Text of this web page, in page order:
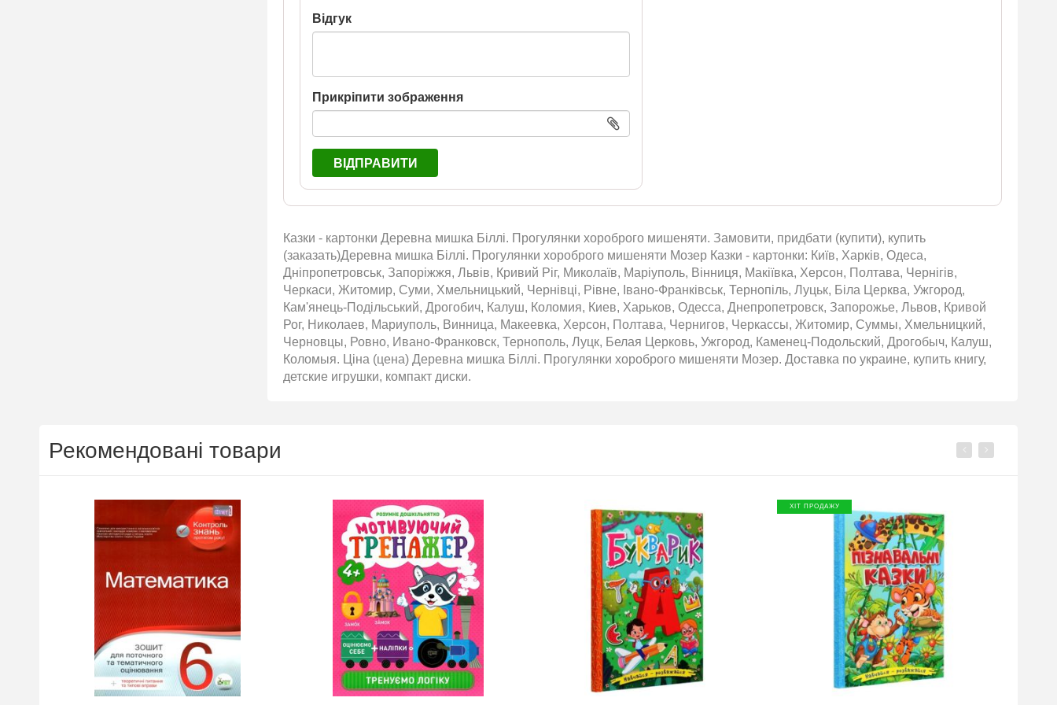
Відгук
Прикріпити зображення
ВІДПРАВИТИ
Казки - картонки Деревна мишка Біллі. Прогулянки хороброго мишеняти. Замовити, придбати (купити), купить
(заказать)Деревна мишка Біллі. Прогулянки хороброго мишеняти Мозер Казки - картонки: Київ, Харків, Одеса,
Дніпропетровськ, Запоріжжя, Львів, Кривий Ріг, Миколаїв, Маріуполь, Вінниця, Макіївка, Херсон, Полтава, Чернігів,
Черкаси, Житомир, Суми, Хмельницький, Чернівці, Рівне, Івано-Франківськ, Тернопіль, Луцьк, Біла Церква, Ужгород,
Кам'янець-Подільський, Дрогобич, Калуш, Коломия, Киев, Харьков, Одесса, Днепропетровск, Запорожье, Львов, Кривой
Рог, Николаев, Мариуполь, Винница, Макеевка, Херсон, Полтава, Чернигов, Черкассы, Житомир, Суммы, Хмельницкий,
Черновцы, Ровно, Ивано-Франковск, Тернополь, Луцк, Белая Церковь, Ужгород, Каменец-Подольский, Дрогобыч, Калуш,
Коломыя. Ціна (цена) Деревна мишка Біллі. Прогулянки хороброго мишеняти Мозер. Доставка по украине, купить книгу,
детские игрушки, компакт диски.
Рекомендовані товари
ХІТ ПРОДАЖУ